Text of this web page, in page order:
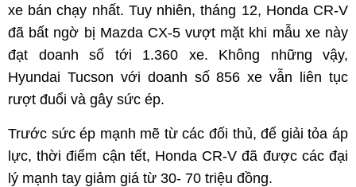
xe bán chạy nhất. Tuy nhiên, tháng 12, Honda CR-V
đã bất ngờ bị Mazda CX-5 vượt mặt khi mẫu xe này
đạt doanh số tới 1.360 xe. Không những vậy,
Hyundai Tucson với doanh số 856 xe vẫn liên tục
rượt đuổi và gây sức ép.
Trước sức ép mạnh mẽ từ các đối thủ, để giải tỏa áp
lực, thời điểm cận tết, Honda CR-V đã được các đại
lý mạnh tay giảm giá từ 30- 70 triệu đồng.